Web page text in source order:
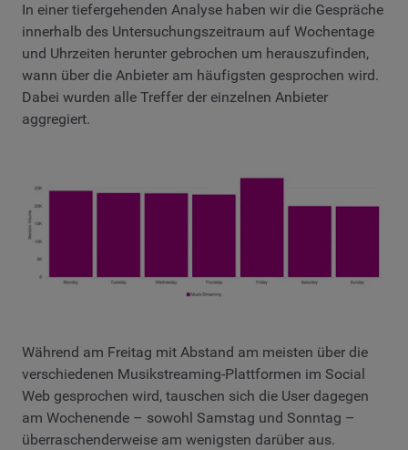
In einer tiefergehenden Analyse haben wir die Gespräche
innerhalb des Untersuchungszeitraum auf Wochentage
und Uhrzeiten herunter gebrochen um herauszufinden,
wann über die Anbieter am häufigsten gesprochen wird.
Dabei wurden alle Treffer der einzelnen Anbieter
aggregiert.
Während am Freitag mit Abstand am meisten über die
verschiedenen Musikstreaming-Plattformen im Social
Web gesprochen wird, tauschen sich die User dagegen
am Wochenende – sowohl Samstag und Sonntag –
überraschenderweise am wenigsten darüber aus.